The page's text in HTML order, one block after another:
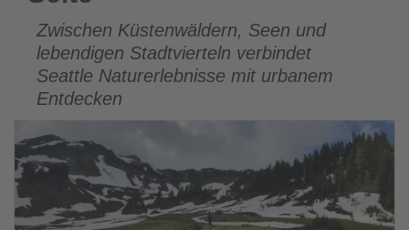
Tourismus
los
ist!
Zwischen Küstenwäldern, Seen und
lebendigen Stadtvierteln verbindet
Seattle Naturerlebnisse mit urbanem
Entdecken